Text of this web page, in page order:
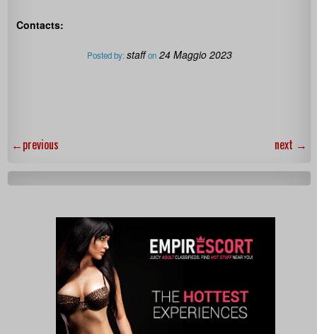
Contacts:
Posted by:staff on 24 Maggio 2023
←previous next →